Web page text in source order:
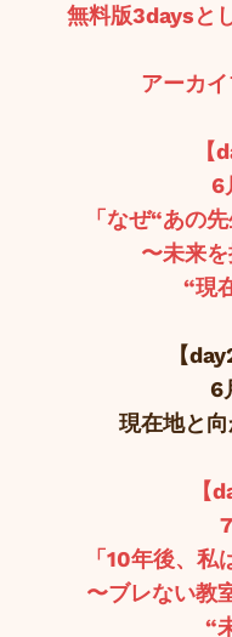
無料版3daysと
アーカイ
【
6
「なぜ“あの
〜未来
“現
【
6
現在地と
【
「10年後、私
〜ブレない教
“